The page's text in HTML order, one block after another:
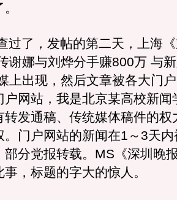
了，发帖的第二天，上海《
谢娜与刘烨分手赚800万 与
上出现，然后文章被各大门
户网站，我是北京某高校新闻
转发通稿、传统媒体稿件的权
。门户网站的新闻在1～3天
部分党报转载。MS《深圳晚
，标题的字大的惊人。